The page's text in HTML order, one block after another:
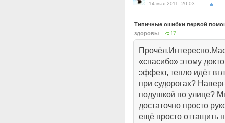
14 мая 2011, 20:03
Типичные ошибки первой
здоровы
17
«спасибо» этому
эффект, тепло идёт
при судорогах?
подушкой по улице?
достаточно просто
ещё просто оттащить